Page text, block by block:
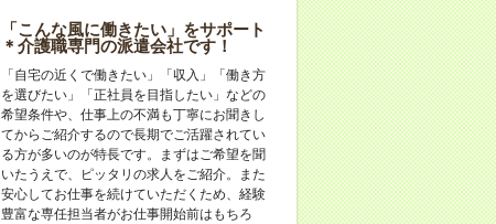
「こんな風に働きたい」をサポート
＊介護職専門の派遣会社です！
「自宅の近くで働きたい」「収入」「働き方
を選びたい」「正社員を目指したい」などの
希望条件や、仕事上の不満も丁寧にお聞きし
てからご紹介するので長期でご活躍されてい
る方が多いのが特長です。まずはご希望を聞
いたうえで、ピッタリの求人をご紹介。また
安心してお仕事を続けていただくため、経験
豊富な専任担当者がお仕事開始前はもちろ